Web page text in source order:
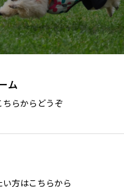
ム
らからどうぞ
方はこちらから